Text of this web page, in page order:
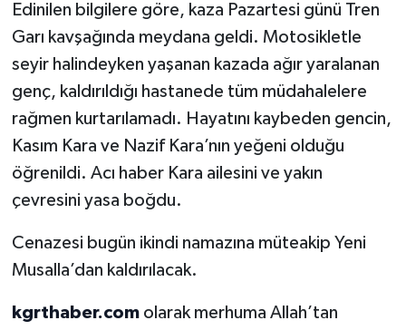
Edinilen bilgilere göre, kaza Pazartesi günü Tren
Garı kavşağında meydana geldi. Motosikletle
seyir halindeyken yaşanan kazada ağır yaralanan
genç, kaldırıldığı hastanede tüm müdahalelere
rağmen kurtarılamadı. Hayatını kaybeden gencin,
Kasım Kara ve Nazif Kara’nın yeğeni olduğu
öğrenildi. Acı haber Kara ailesini ve yakın
çevresini yasa boğdu.
Cenazesi bugün ikindi namazına müteakip Yeni
Musalla’dan kaldırılacak.
kgrthaber.comolarak merhuma Allah’tan